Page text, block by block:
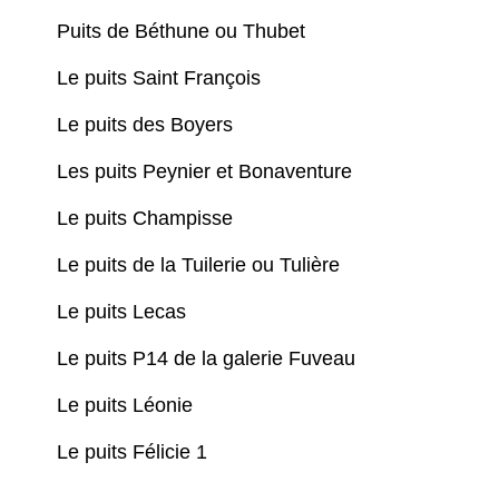
Puits de Béthune ou Thubet
Le puits Saint François
Le puits des Boyers
Les puits Peynier et Bonaventure
Le puits Champisse
Le puits de la Tuilerie ou Tulière
Le puits Lecas
Le puits P14 de la galerie Fuveau
Le puits Léonie
Le puits Félicie 1